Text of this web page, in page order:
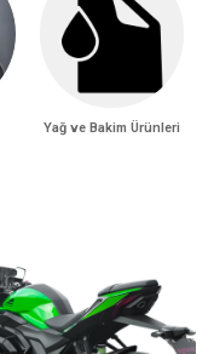
Yağ ve Bakim Ürünleri